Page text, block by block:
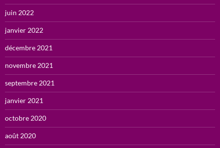
juin 2022
janvier 2022
décembre 2021
novembre 2021
septembre 2021
janvier 2021
octobre 2020
août 2020